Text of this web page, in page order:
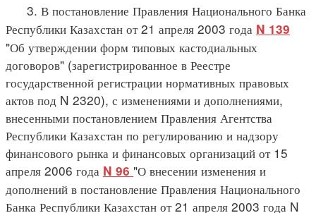
3. В постановление Правления Национального Банка
Республики Казахстан от 21 апреля 2003 года N 139
"Об утверждении форм типовых кастодиальных
договоров" (зарегистрированное в Реестре
государственной регистрации нормативных правовых
актов под N 2320), с изменениями и дополнениями,
внесенными постановлением Правления Агентства
Республики Казахстан по регулированию и надзору
финансового рынка и финансовых организаций от 15
апреля 2006 года N 96 "О внесении изменения и
дополнений в постановление Правления Национального
Банка Республики Казахстан от 21 апреля 2003 года N